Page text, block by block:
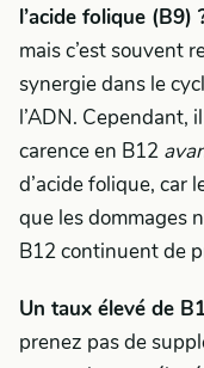
l’acide folique (B9)
mais c’est souvent
synergie dans le
l’ADN. Cependant,
carence en B12
d’acide folique, car
que les dommages
B12 continuent de
Un taux élevé de
prenez pas de